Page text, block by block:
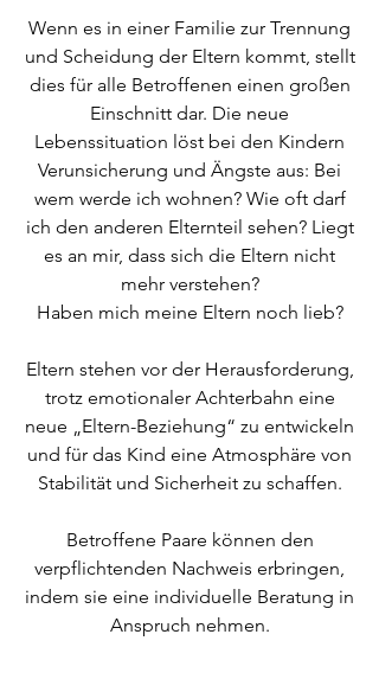
Wenn es in einer Familie zur Trennung
und Scheidung der Eltern kommt, stellt
dies für alle Betroffenen einen großen
Einschnitt dar. Die neue
Lebenssituation löst bei den Kindern
Verunsicherung und Ängste aus: Bei
wem werde ich wohnen? Wie oft darf
ich den anderen Elternteil sehen? Liegt
es an mir, dass sich die Eltern nicht
mehr verstehen?
Haben mich meine Eltern noch lieb?
Eltern stehen vor der Herausforderung,
trotz emotionaler Achterbahn eine
neue „Eltern-Beziehung“ zu entwickeln
und für das Kind eine Atmosphäre von
Stabilität und Sicherheit zu schaffen.
Betroffene Paare können den
verpflichtenden Nachweis erbringen,
indem sie eine individuelle Beratung in
Anspruch nehmen.